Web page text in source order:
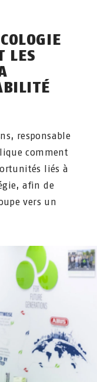
LES
responsable
comment
liés à
afin de
vers un